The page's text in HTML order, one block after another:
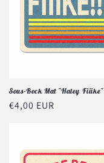
Sous-Bock Mat "Haley Fiiike"
Prix
€4,00 EUR